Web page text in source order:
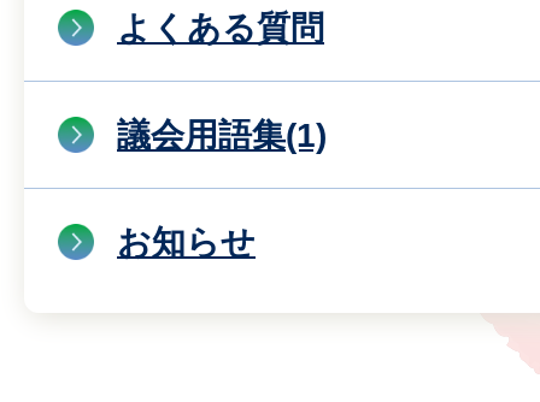
よくある質問
議会用語集(1)
お知らせ